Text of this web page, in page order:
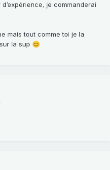
en ville alors c'est juste
je commanderai
mais tout comme toi je la
sur la sup 😊